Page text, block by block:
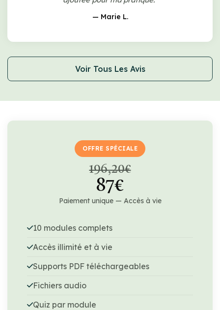
— Marie L.
Voir Tous Les Avis
OFFRE SPÉCIALE
196,20€
87€
Paiement unique — Accès à vie
10 modules complets
Accès illimité et à vie
Supports PDF téléchargeables
Fichiers audio
Quiz par module